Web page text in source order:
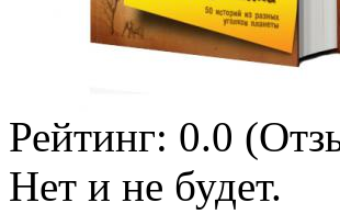
Рейтинг: 0.0
Нет и не будет.